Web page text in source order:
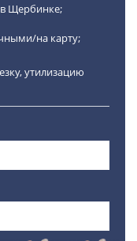
Щербинке;
на карту;
утилизацию